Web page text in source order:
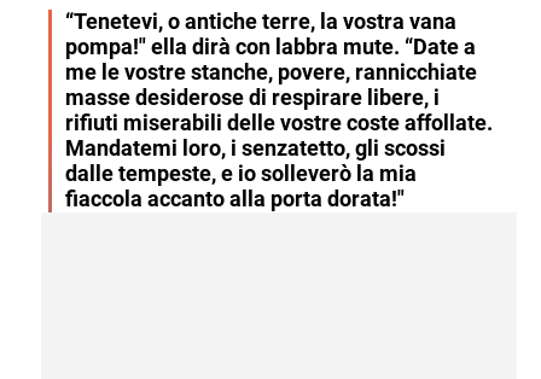
“Tenetevi, o antiche terre, la vostra vana
pompa!" ella dirà con labbra mute. “Date a
me le vostre stanche, povere, rannicchiate
masse desiderose di respirare libere, i
rifiuti miserabili delle vostre coste affollate.
Mandatemi loro, i senzatetto, gli scossi
dalle tempeste, e io solleverò la mia
fiaccola accanto alla porta dorata!"